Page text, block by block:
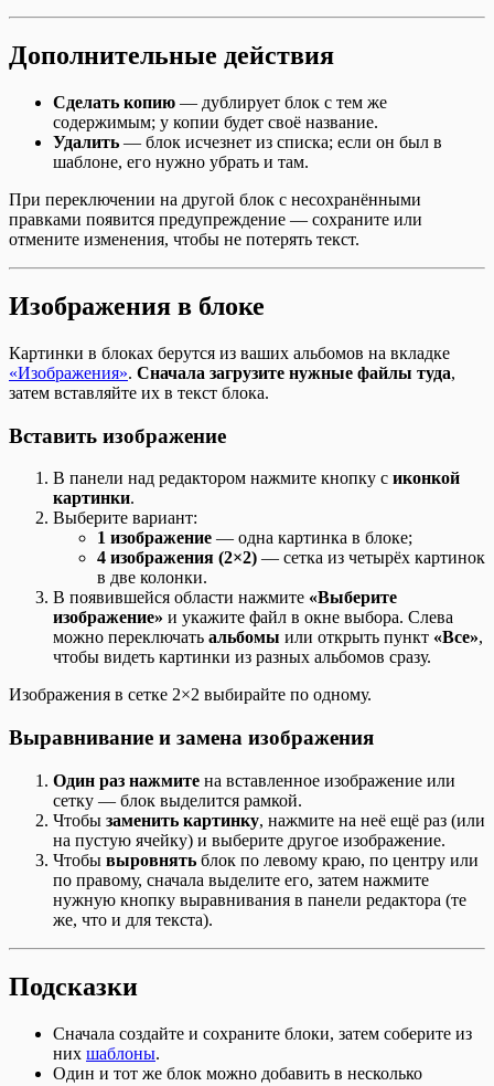
Дополнительные действия
Сделать копию — дублирует блок с тем же
содержимым; у копии будет своё название.
Удалить — блок исчезнет из списка; если он был в
шаблоне, его нужно убрать и там.
При переключении на другой блок с несохранёнными
правками появится предупреждение — сохраните или
отмените изменения, чтобы не потерять текст.
Изображения в блоке
Картинки в блоках берутся из ваших альбомов на вкладке
«Изображения». Сначала загрузите нужные файлы туда,
затем вставляйте их в текст блока.
Вставить изображение
В панели над редактором нажмите кнопку с иконкой
картинки.
Выберите вариант:
1 изображение — одна картинка в блоке;
4 изображения (2×2) — сетка из четырёх картинок
в две колонки.
В появившейся области нажмите «Выберите
изображение» и укажите файл в окне выбора. Слева
можно переключать альбомы или открыть пункт «Все»,
чтобы видеть картинки из разных альбомов сразу.
Изображения в сетке 2×2 выбирайте по одному.
Выравнивание и замена изображения
Один раз нажмите на вставленное изображение или
сетку — блок выделится рамкой.
Чтобы заменить картинку, нажмите на неё ещё раз (или
на пустую ячейку) и выберите другое изображение.
Чтобы выровнять блок по левому краю, по центру или
по правому, сначала выделите его, затем нажмите
нужную кнопку выравнивания в панели редактора (те
же, что и для текста).
Подсказки
Сначала создайте и сохраните блоки, затем соберите из
них шаблоны.
Один и тот же блок можно добавить в несколько